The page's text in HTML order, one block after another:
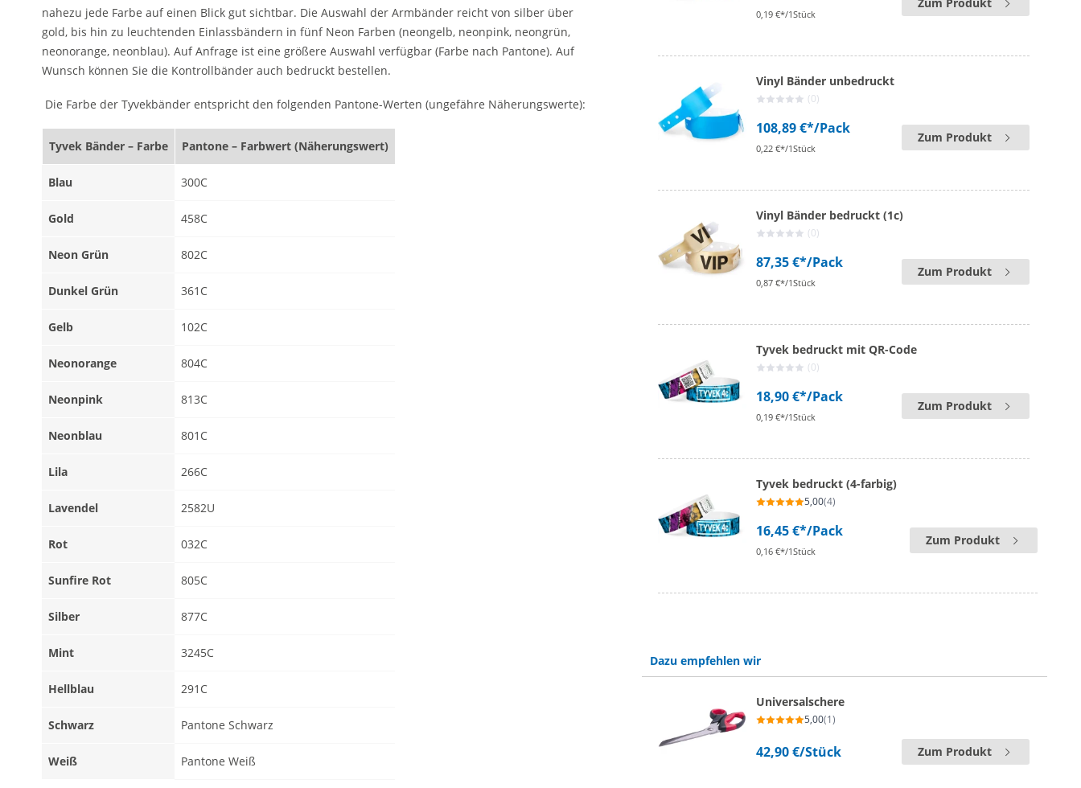
nahezu jede Farbe auf einen Blick gut sichtbar. Die Auswahl der Armbänder reicht von silber über
gold, bis hin zu leuchtenden Einlassbändern in fünf Neon Farben (neongelb, neonpink, neongrün,
neonorange, neonblau). Auf Anfrage ist eine größere Auswahl verfügbar (Farbe nach Pantone). Auf
Wunsch können Sie die Kontrollbänder auch bedruckt bestellen.
Die Farbe der Tyvekbänder entspricht den folgenden Pantone-Werten (ungefähre Näherungswerte):
Tyvek Bänder – Farbe Pantone – Farbwert (Näherungswert)
Blau 300C
Gold 458C
Neon Grün 802C
Dunkel Grün 361C
Gelb 102C
Neonorange 804C
Neonpink 813C
Neonblau 801C
Lila 266C
Lavendel 2582U
Rot 032C
Sunfire Rot 805C
Silber 877C
Mint 3245C
Hellblau 291C
Schwarz Pantone Schwarz
Weiß Pantone Weiß
0,19 €*/1Stück
Vinyl Bänder unbedruckt
(0)
108,89 €*/Pack
0,22 €*/1Stück
Zum Produkt
Vinyl Bänder bedruckt (1c)
(0)
87,35 €*/Pack
0,87 €*/1Stück
Zum Produkt
Tyvek bedruckt mit QR-Code
(0)
18,90 €*/Pack
0,19 €*/1Stück
Zum Produkt
Tyvek bedruckt (4-farbig)
5,00(4)
16,45 €*/Pack
0,16 €*/1Stück
Zum Produkt
Dazu empfehlen wir
Universalschere
5,00(1)
42,90 €/Stück Zum Produkt